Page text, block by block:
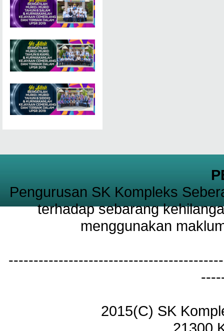
Pengurusan SK Kompleks
terhadap sebarang
menggunakan
2015(C) SK